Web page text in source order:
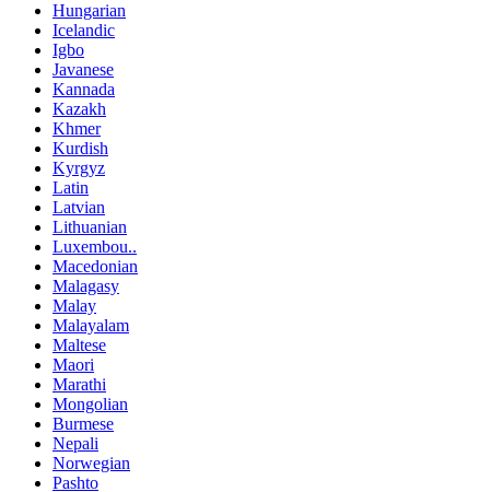
Hungarian
Icelandic
Igbo
Javanese
Kannada
Kazakh
Khmer
Kurdish
Kyrgyz
Latin
Latvian
Lithuanian
Luxembou..
Macedonian
Malagasy
Malay
Malayalam
Maltese
Maori
Marathi
Mongolian
Burmese
Nepali
Norwegian
Pashto